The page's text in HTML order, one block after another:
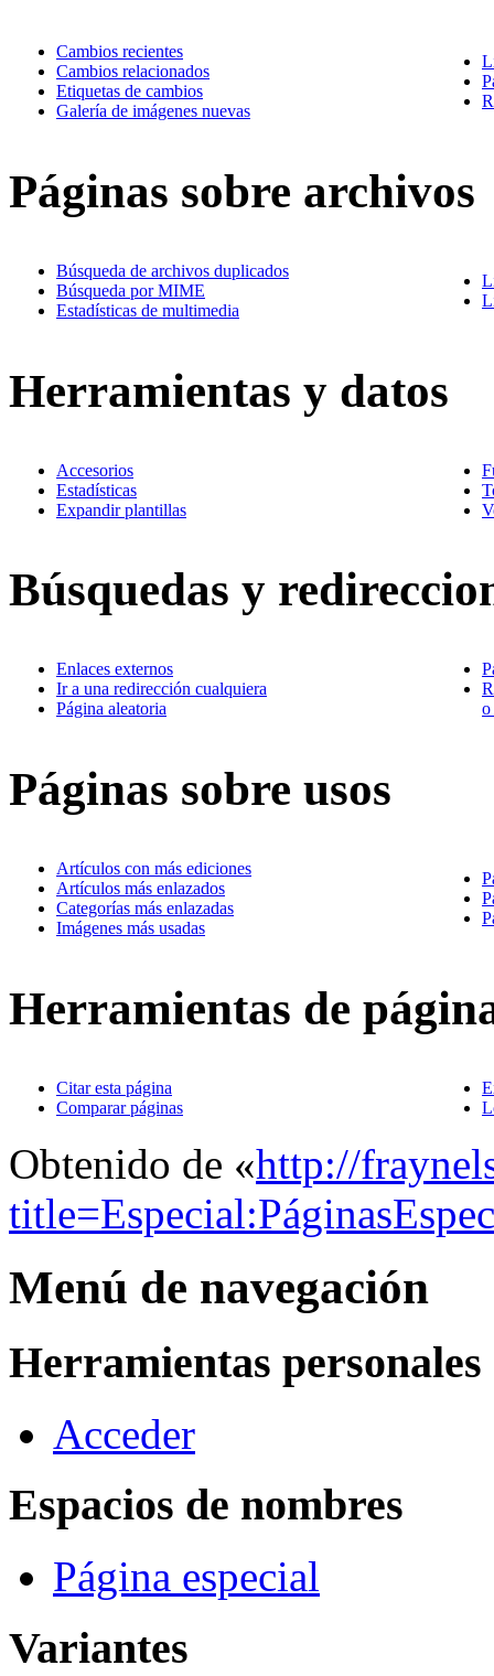
Cambios recientes
Cambios relacionados
Etiquetas de cambios
Galería de imágenes nuevas
Páginas sobre archivos
Búsqueda de archivos duplicados
Búsqueda por MIME
Estadísticas de multimedia
Herramientas y datos
Accesorios
Estadísticas
Expandir plantillas
Búsquedas y
Enlaces externos
Ir a una redirección cualquiera
Página aleatoria
o
Páginas sobre usos
Artículos con más ediciones
Artículos más enlazados
Categorías más enlazadas
Imágenes más usadas
Herramientas de
Citar esta página
Comparar páginas
Obtenido de «http://
Menú de navegación
Herramientas personales
Acceder
Espacios de nombres
Página especial
Variantes